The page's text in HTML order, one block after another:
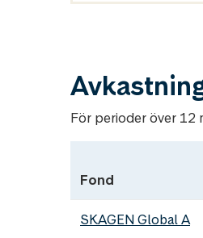
För perioder över 12
Fond
SKAGEN Global A